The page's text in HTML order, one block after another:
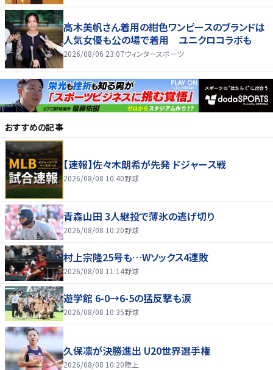
高木美帆さん着用の紺色ワンピースのブランドは
人気女優も公の場で着用 ユニクロコラボも
2026/08/06 23:07ウィンタースポーツ
おすすめの記事
【速報】佐々木朗希が先発 ドジャース戦
2026/08/08 10:40野球
青森山田 3人継投で薄氷の逃げ切り
2026/08/08 10:20野球
村上宗隆25号も…Wソックス4連敗
2026/08/08 11:14野球
遊学館 6-0→6-5の猛反撃も涙
2026/08/08 10:35野球
久保凛が決勝進出 U20世界選手権
2026/08/08 10:20陸上